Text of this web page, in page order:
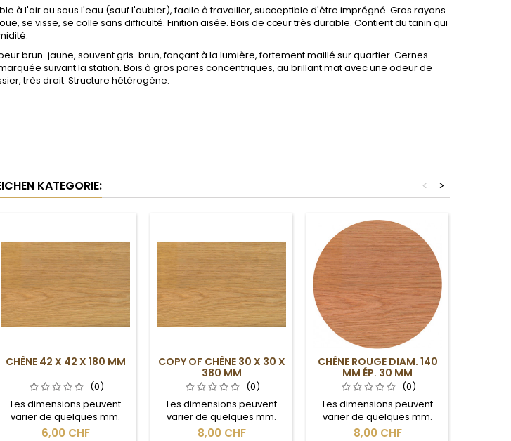
à l'air ou sous l'eau (sauf l'aubier), facile à travailler, succeptible d'être imprégné. Gros rayons
se visse, se colle sans difficulté. Finition aisée. Bois de cœur très durable. Contient du tanin qui
brun-jaune, souvent gris-brun, fonçant à la lumière, fortement maillé sur quartier. Cernes
suivant la station. Bois à gros pores concentriques, au brillant mat avec une odeur de
très droit. Structure hétérogène.
KATEGORIE: >
<
CHÊNE 42 X 42 X 180 MM
(0)
Les dimensions peuvent
varier de quelques mm.
Section brute.
6,00 CHF
COPY OF CHÊNE 30 X 30 X
380 MM
(0)
Les dimensions peuvent
varier de quelques mm.
Section brute.
8,00 CHF
CHÊNE ROUGE DIAM. 140
MM ÉP. 30 MM
(0)
Les dimensions peuvent
varier de quelques mm.
Section brute.
8,00 CHF